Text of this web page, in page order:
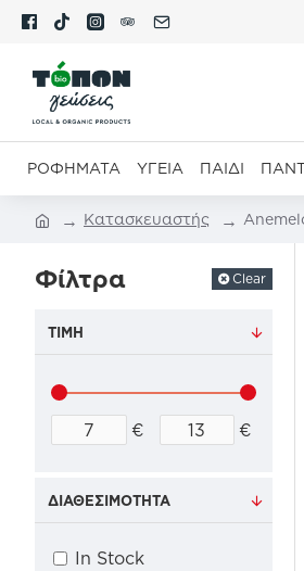
ΡΟΦΉΜΑΤΑ ΥΓΕΊΑ ΠΑΙΔΊ
Κατασκευαστής
Φίλτρα Clear
ΤΙΜΉ
€ €
ΔΙΑΘΕΣΙΜΌΤΗΤΑ
In Stock